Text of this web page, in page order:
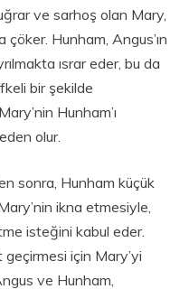
ve sarhoş olan Mary,
Hunham, Angus’ın
ısrar eder, bu da
bir şekilde
Hunham’ı
olur.
sonra, Hunham küçük
ikna etmesiyle,
isteğini kabul eder.
için Mary’yi
ve Hunham,